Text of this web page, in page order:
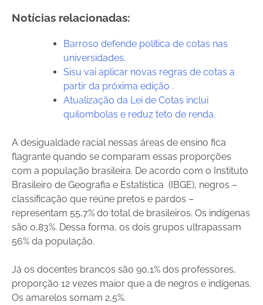
Notícias relacionadas:
Barroso defende política de cotas nas
universidades.
Sisu vai aplicar novas regras de cotas a
partir da próxima edição .
Atualização da Lei de Cotas inclui
quilombolas e reduz teto de renda.
A desigualdade racial nessas áreas de ensino fica
flagrante quando se comparam essas proporções
com a população brasileira. De acordo com o Instituto
Brasileiro de Geografia e Estatística (IBGE), negros –
classificação que reúne pretos e pardos –
representam 55,7% do total de brasileiros. Os indígenas
são 0,83%. Dessa forma, os dois grupos ultrapassam
56% da população.
Já os docentes brancos são 90,1% dos professores,
proporção 12 vezes maior que a de negros e indígenas.
Os amarelos somam 2,5%.